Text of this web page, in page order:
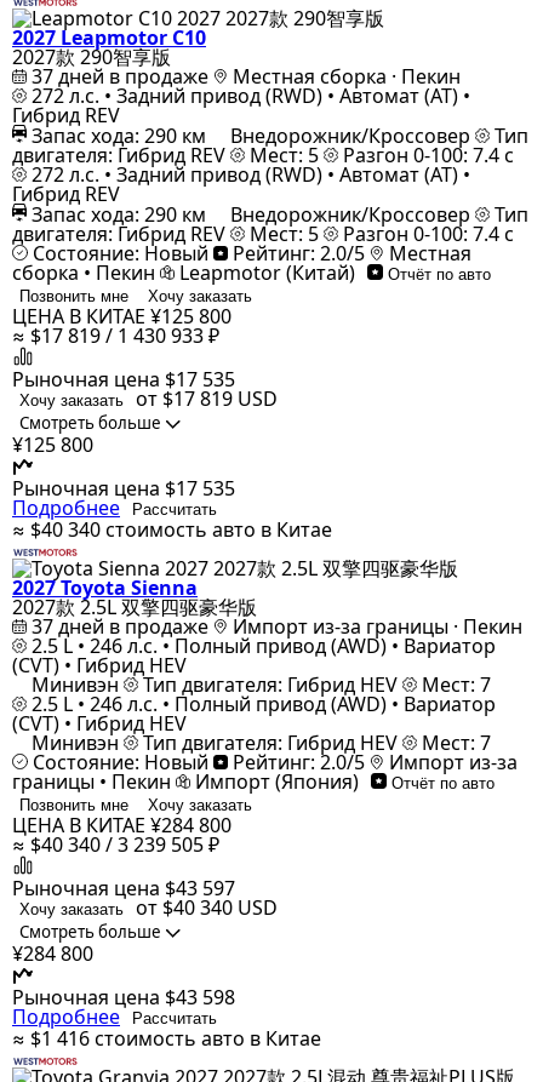
2027 Leapmotor C10
2027款 290智享版
37 дней в продаже Местная сборка · Пекин
272 л.с. • Задний привод (RWD) • Автомат (AT) •
Гибрид REV
Запас хода: 290 км Внедорожник/Кроссовер Тип
двигателя: Гибрид REV Мест: 5 Разгон 0-100: 7.4 с
272 л.с. • Задний привод (RWD) • Автомат (AT) •
Гибрид REV
Запас хода: 290 км Внедорожник/Кроссовер Тип
двигателя: Гибрид REV Мест: 5 Разгон 0-100: 7.4 с
Состояние: Новый Рейтинг: 2.0/5 Местная
сборка • Пекин Leapmotor (Китай)
Отчёт по авто
Позвонить мне
Хочу заказать
ЦЕНА В КИТАЕ ¥125 800
≈ $17 819 / 1 430 933 ₽
Рыночная цена $17 535
Хочу заказать от $17 819 USD
Смотреть больше
¥125 800
Рыночная цена $17 535
Подробнее Рассчитать
≈ $40 340стоимость авто в Китае
2027 Toyota Sienna
2027款 2.5L 双擎四驱豪华版
37 дней в продаже Импорт из-за границы · Пекин
2.5 L • 246 л.с. • Полный привод (AWD) • Вариатор
(CVT) • Гибрид HEV
Минивэн Тип двигателя: Гибрид HEV Мест: 7
2.5 L • 246 л.с. • Полный привод (AWD) • Вариатор
(CVT) • Гибрид HEV
Минивэн Тип двигателя: Гибрид HEV Мест: 7
Состояние: Новый Рейтинг: 2.0/5 Импорт из-за
границы • Пекин Импорт (Япония)
Отчёт по авто
Позвонить мне
Хочу заказать
ЦЕНА В КИТАЕ ¥284 800
≈ $40 340 / 3 239 505 ₽
Рыночная цена $43 597
Хочу заказать от $40 340 USD
Смотреть больше
¥284 800
Рыночная цена $43 598
Подробнее Рассчитать
≈ $1 416стоимость авто в Китае